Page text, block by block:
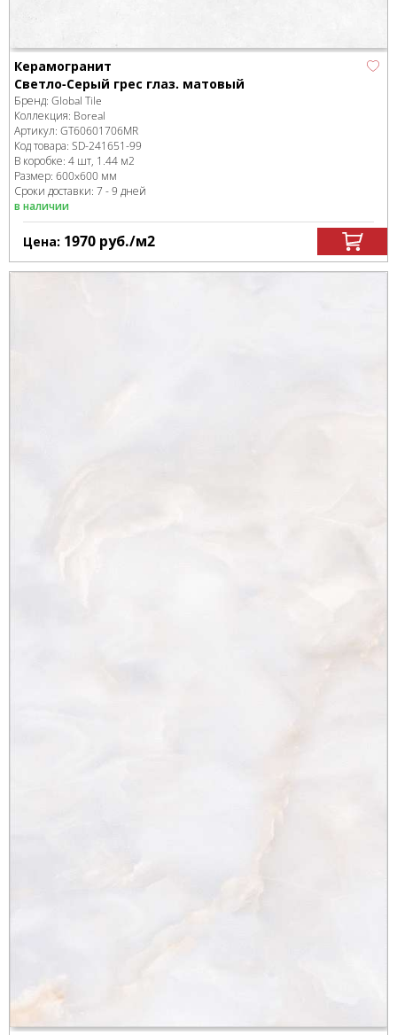
Керамогранит
Светло-Серый грес глаз. матовый
Бренд: Global Tile
Коллекция: Boreal
Артикул: GT60601706MR
Код товара: SD-241651-99
В коробке: 4 шт, 1.44 м2
Размер: 600x600 мм
Сроки доставки: 7 - 9 дней
в наличии
Цена: 1970 руб./м2